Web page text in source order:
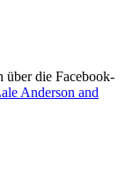
über die Facebook-
Anderson and